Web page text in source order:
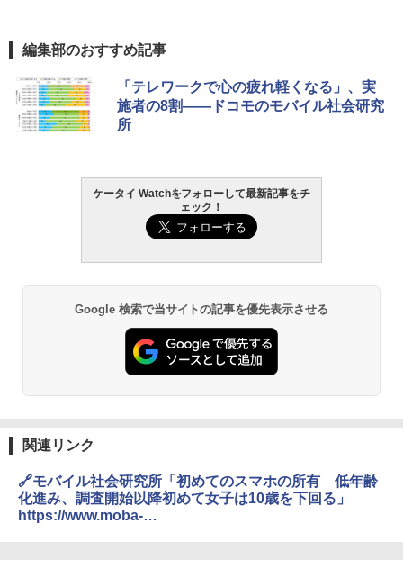
編集部のおすすめ記事
「テレワークで心の疲れ軽くなる」、実
施者の8割――ドコモのモバイル社会研究
所
ケータイ Watchをフォローして最新記事をチ
ェック！
Google 検索で当サイトの記事を優先表示させる
関連リンク
🔗モバイル社会研究所「初めてのスマホの所有 低年齢
化進み、調査開始以降初めて女子は10歳を下回る」
https://www.moba-